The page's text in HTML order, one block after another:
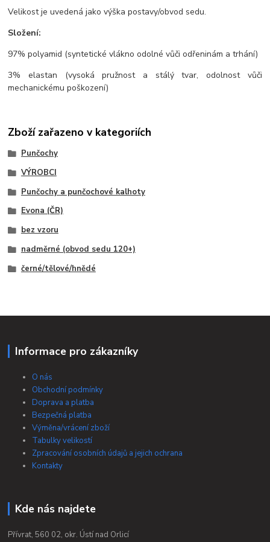
Velikost je uvedená jako výška postavy/obvod sedu.
Složení:
97% polyamid (syntetické vlákno odolné vůči odřeninám a trhání)
3% elastan (vysoká pružnost a stálý tvar, odolnost vůči
mechanickému poškození)
Zboží zařazeno v kategoriích
Punčochy
VÝROBCI
Punčochy a punčochové kalhoty
Evona (ČR)
bez vzoru
nadměrné (obvod sedu 120+)
černé/tělové/hnědé
Informace pro zákazníky
O nás
Obchodní podmínky
Doprava a platba
Bezpečná platba
Výměna/vrácení zboží
Tabulky velikostí
Zpracování osobních údajů a jejich ochrana
Kontakty
Kde nás najdete
Přívrat, 560 02, okr. Ústí nad Orlicí